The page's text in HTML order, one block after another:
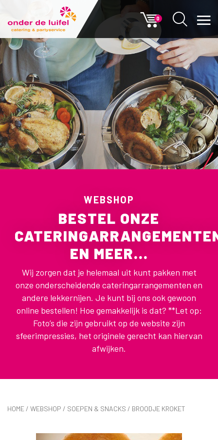
0
WEBSHOP
BESTEL ONZE
EN MEER...
Wij zorgen dat je helemaal uit kunt pakken met
onze onderscheidende cateringarrangementen en
andere lekkernijen. Je kunt bij ons ook gewoon
online bestellen! Hoe gemakkelijk is dat? **Let op:
Foto’s die zijn gebruikt op de website zijn
sfeerimpressies, het originele gerecht kan hiervan
afwijken.
HOME / WEBSHOP / SOEPEN & SNACKS / BROODJE KROKET